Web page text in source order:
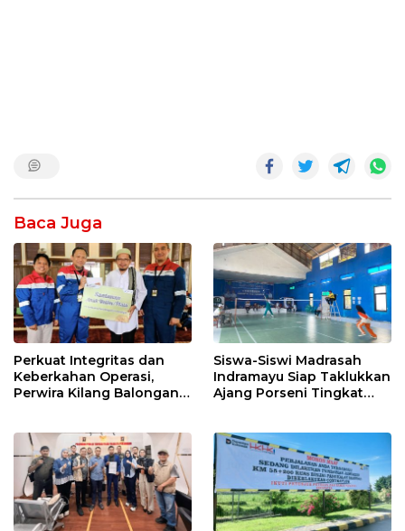
Baca Juga
Perkuat Integritas dan
Keberkahan Operasi,
Perwira Kilang Balongan
Siswa-Siswi Madrasah
Indramayu Siap Taklukkan
Ajang Porseni Tingkat